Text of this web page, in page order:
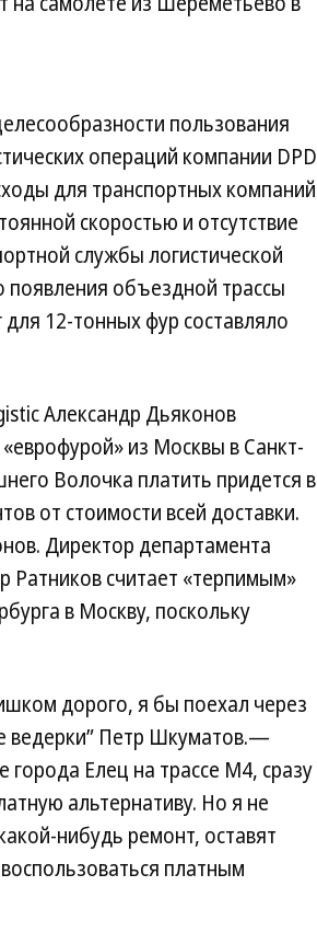
пользования
операций компании DPD
для транспортных компаний
скоростью и отсутствие
службы логистической
объездной трассы
12-тонных фур составляло
Александр Дьяконов
из Москвы в Санкт-
Волочка платить придется в
от стоимости всей доставки.
Директор департамента
Ратников считает «терпимым»
в Москву, поскольку
дорого, я бы поехал через
ведерки” Петр Шкуматов.—
Елец на трассе М4, сразу
альтернативу. Но я не
нибудь ремонт, оставят
платным